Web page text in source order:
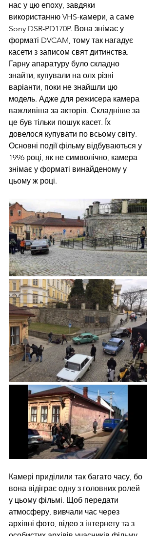
нас у цю епоху, завдяки
використанню VHS-камери, а саме
Sony DSR-PD170P. Вона знімає у
форматі DVCAM, тому так нагадує
касети з записом свят дитинства.
Гарну апаратуру було складно
знайти, купували на олх різні
варіанти, поки не знайшли цю
модель. Адже для режисера камера
важливіша за акторів. Складніше за
це був тільки пошук касет. Їх
довелося купувати по всьому світу.
Основні події фільму відбуваються у
1996 році, як не символічно, камера
знімає у форматі винайденому у
цьому ж році.
Камері приділили так багато часу, бо
вона відіграє одну з головних ролей
у цьому фільмі. Щоб передати
атмосферу, вивчали час через
архівні фото, відео з інтернету та з